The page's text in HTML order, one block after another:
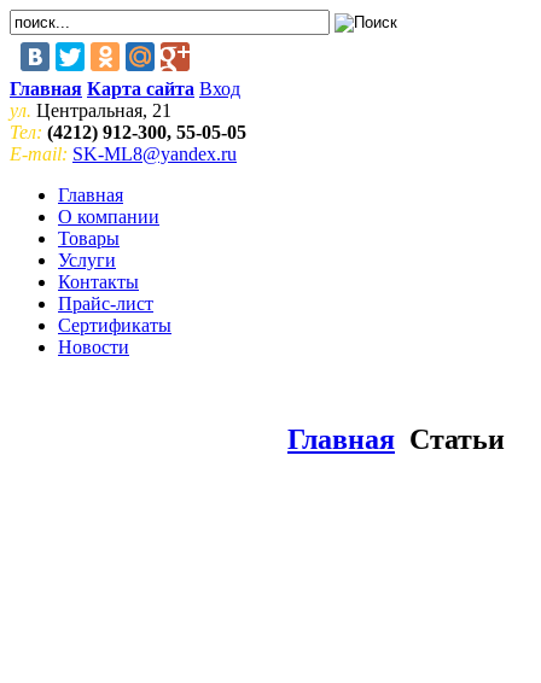
Главная Карта сайта Вход
ул. Центральная, 21
Тел: (4212) 912-300, 55-05-05
E-mail: SK-ML8@yandex.ru
Главная
О компании
Товары
Услуги
Контакты
Прайс-лист
Сертификаты
Новости
Главная Статьи